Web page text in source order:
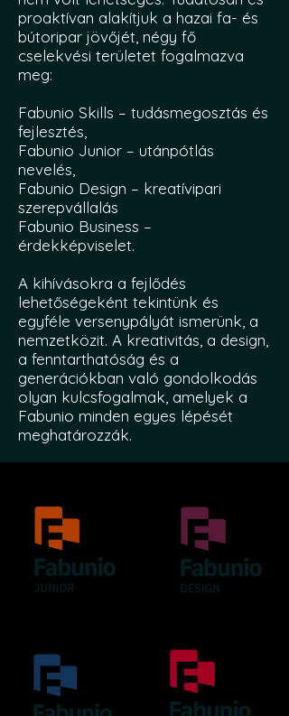
proaktívan alakítjuk a hazai fa- és
bútoripar jövőjét, négy fő
cselekvési területet fogalmazva
meg:
Fabunio Skills – tudásmegosztás és
fejlesztés,
Fabunio Junior – utánpótlás
nevelés,
Fabunio Design – kreatívipari
szerepvállalás
Fabunio Business –
érdekképviselet.
A kihívásokra a fejlődés
lehetőségeként tekintünk és
egyféle versenypályát ismerünk, a
nemzetközit. A kreativitás, a design,
a fenntarthatóság és a
generációkban való gondolkodás
olyan kulcsfogalmak, amelyek a
Fabunio minden egyes lépését
meghatározzák.